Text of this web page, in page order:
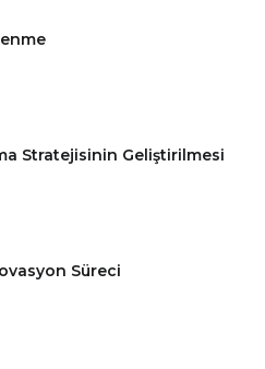
Stratejisinin Geliştirilmesi
Süreci